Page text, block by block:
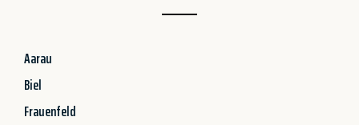
Aarau
Biel
Frauenfeld